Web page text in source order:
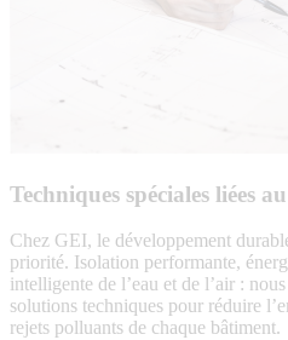
Techniques spéciales liées
Chez GEI, le développement
priorité. Isolation performante,
intelligente de l’eau et de l’air :
solutions techniques pour réduire
rejets polluants de chaque bâtiment.